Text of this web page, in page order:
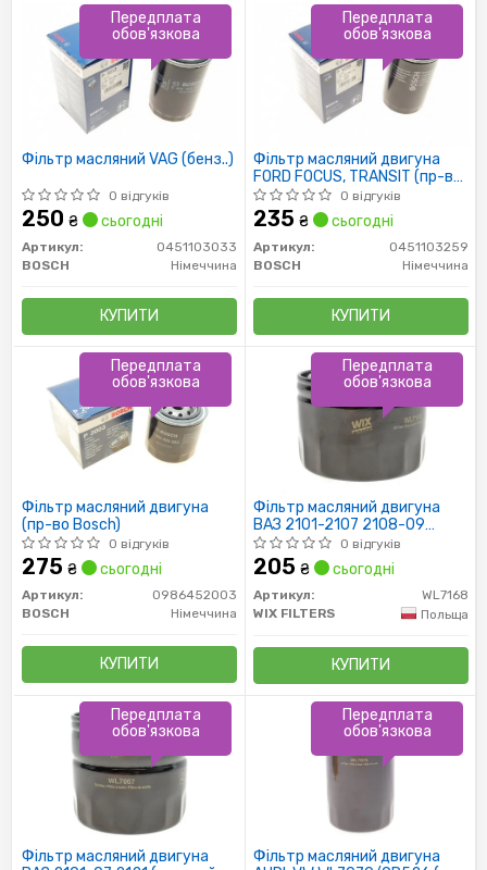
Фільтр масляний VAG (бенз..)
0 відгуків
250 ₴ сьогодні
Артикул:
0451103033
BOSCH
Німеччина
КУПИТИ
Передплата
обов'язкова
Фільтр масляний двигуна
FORD FOCUS, TRANSIT (пр-во
Bosch)
0 відгуків
235 ₴ сьогодні
Артикул:
0451103259
BOSCH
Німеччина
КУПИТИ
Передплата
обов'язкова
Фільтр масляний двигуна
(пр-во Bosch)
0 відгуків
275 ₴ сьогодні
Артикул:
0986452003
BOSCH
Німеччина
КУПИТИ
Передплата
обов'язкова
Фільтр масляний двигуна
ВАЗ 2101-2107 2108-09
(низький 72мм)
WL7168/OP520/1 (пр-во WIX-
Filtron UA)
0 відгуків
205 ₴ сьогодні
Артикул:
WL7168
WIX FILTERS
Польща
КУПИТИ
Передплата
обов'язкова
Фільтр масляний двигуна
Передплата
обов'язкова
Фільтр масляний двигуна
Передплата
обов'язкова